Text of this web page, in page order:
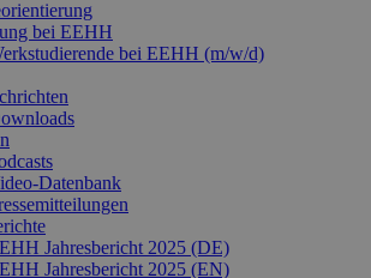
bei EEHH
bei EEHH (m/w/d)
Jahresbericht 2025 (DE)
Jahresbericht 2025 (EN)